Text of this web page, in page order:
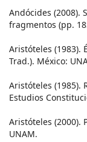
Andócides (2008).
fragmentos (pp.
Aristóteles (1983).
Trad.). México:
Aristóteles (1985).
Estudios
Aristóteles (2000).
UNAM.